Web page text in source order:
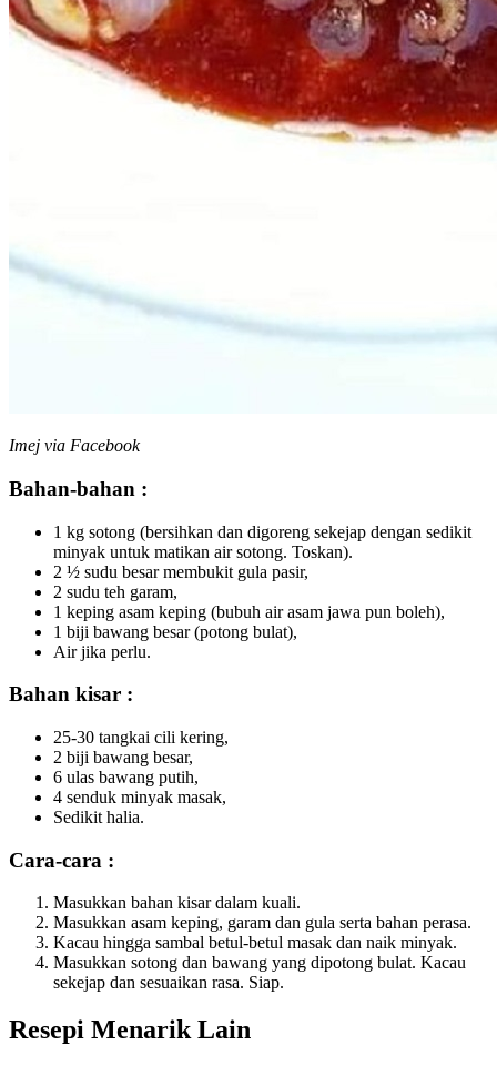
Imej via Facebook
Bahan-bahan :
1 kg sotong (bersihkan dan digoreng sekejap dengan sedikit
minyak untuk matikan air sotong. Toskan).
2 ½ sudu besar membukit gula pasir,
2 sudu teh garam,
1 keping asam keping (bubuh air asam jawa pun boleh),
1 biji bawang besar (potong bulat),
Air jika perlu.
Bahan kisar :
25-30 tangkai cili kering,
2 biji bawang besar,
6 ulas bawang putih,
4 senduk minyak masak,
Sedikit halia.
Cara-cara :
Masukkan bahan kisar dalam kuali.
Masukkan asam keping, garam dan gula serta bahan perasa.
Kacau hingga sambal betul-betul masak dan naik minyak.
Masukkan sotong dan bawang yang dipotong bulat. Kacau
sekejap dan sesuaikan rasa. Siap.
Resepi Menarik Lain